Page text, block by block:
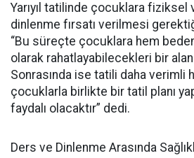
Yarıyıl tatilinde çocuklara fiziksel
dinlenme fırsatı verilmesi
“Bu süreçte çocuklara hem
olarak rahatlayabilecekleri bir
Sonrasında ise tatili daha verimli
çocuklarla birlikte bir tatil planı
faydalı olacaktır” dedi.
Ders ve Dinlenme Arasında